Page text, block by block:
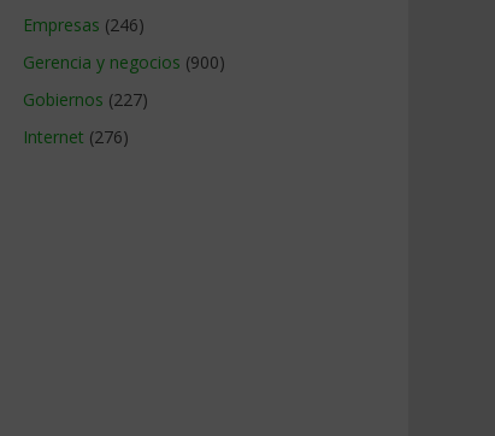
Empresas (246)
Gerencia y negocios (900)
Gobiernos (227)
Internet (276)